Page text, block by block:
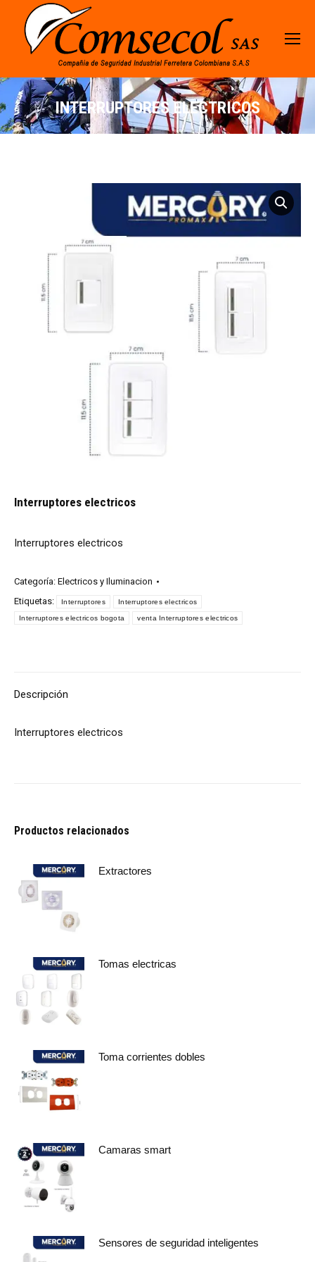
INTERRUPTORES ELECTRICOS
Interruptores electricos
Interruptores electricos
Categoría: Electricos y Iluminacion
Etiquetas:
Interruptores Interruptores electricos
Interruptores electricos bogota venta Interruptores electricos
Descripción
Interruptores electricos
Productos relacionados
Extractores
Tomas electricas
Toma corrientes dobles
Camaras smart
Sensores de seguridad inteligentes